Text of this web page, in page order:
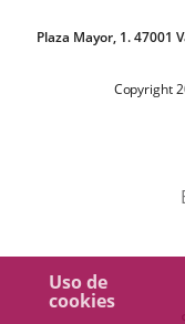
Uso de
cookies
Plaza Mayor, 1. 47001
Copyright